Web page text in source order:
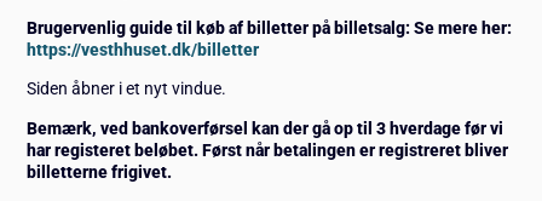
Brugervenlig guide til køb af billetter på billetsalg: Se mere her:
https://vesthhuset.dk/billetter
Siden åbner i et nyt vindue.
Bemærk, ved bankoverførsel kan der gå op til 3 hverdage før vi
har registeret beløbet. Først når betalingen er registreret bliver
billetterne frigivet.